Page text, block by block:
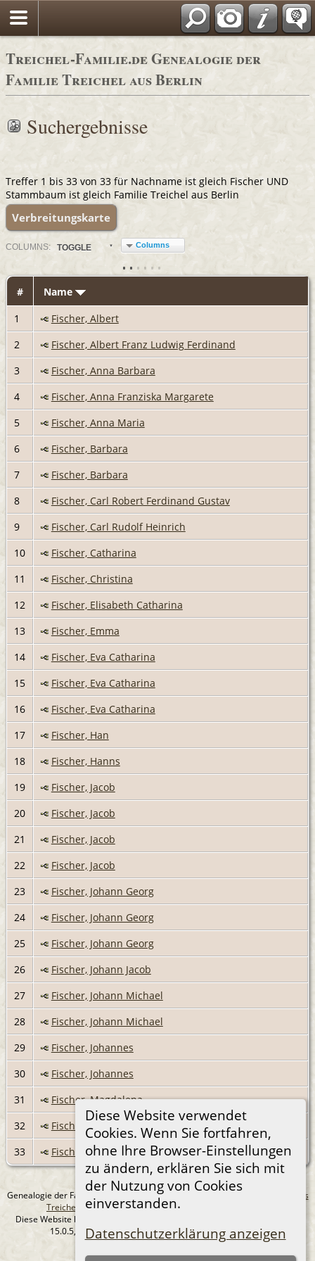
Adressbücher
Treichel-Familie.de Genealogie der
Familie Treichel aus Berlin
Diese Website verwendet
Cookies. Wenn Sie fortfahren,
ohne Ihre Browser-Einstellungen
zu ändern, erklären Sie sich mit
der Nutzung von Cookies
einverstanden.
Datenschutzerklärung anzeigen
Suchergebnisse
Treffer 1 bis 33 von 33 für Nachname ist gleich Fischer UND
Stammbaum ist gleich Familie Treichel aus Berlin
Verbreitungskarte
COLUMN S: TOGGLE Columns
#
Name
1
Fischer, Albert
2
Fischer, Albert Franz Ludwig Ferdinand
3
Fischer, Anna Barbara
4
Fischer, Anna Franziska Margarete
5
Fischer, Anna Maria
6
Fischer, Barbara
7
Fischer, Barbara
8
Fischer, Carl Robert Ferdinand Gustav
9
Fischer, Carl Rudolf Heinrich
10
Fischer, Catharina
11
Fischer, Christina
12
Fischer, Elisabeth Catharina
13
Fischer, Emma
14
Fischer, Eva Catharina
15
Fischer, Eva Catharina
16
Fischer, Eva Catharina
17
Fischer, Han
18
Fischer, Hanns
19
Fischer, Jacob
20
Fischer, Jacob
21
Fischer, Jacob
22
Fischer, Jacob
23
Fischer, Johann Georg
24
Fischer, Johann Georg
25
Fischer, Johann Georg
26
Fischer, Johann Jacob
27
Fischer, Johann Michael
28
Fischer, Johann Michael
29
Fischer, Johannes
30
Fischer, Johannes
31
Fischer, Magdalena
32
Fischer, Magdalena
33
Fischer, Susanna
Genealogie der Familie Treichel aus Berlin. - erstellt und betreut von
Andreas
Treichel
Copyright © 2014-2026 Alle Rechte vorbehalten.
Diese Website läuft mit
15.0.5, programmiert von Darrin Lythgoe © 2001-2026.
Datenschutzerklärung